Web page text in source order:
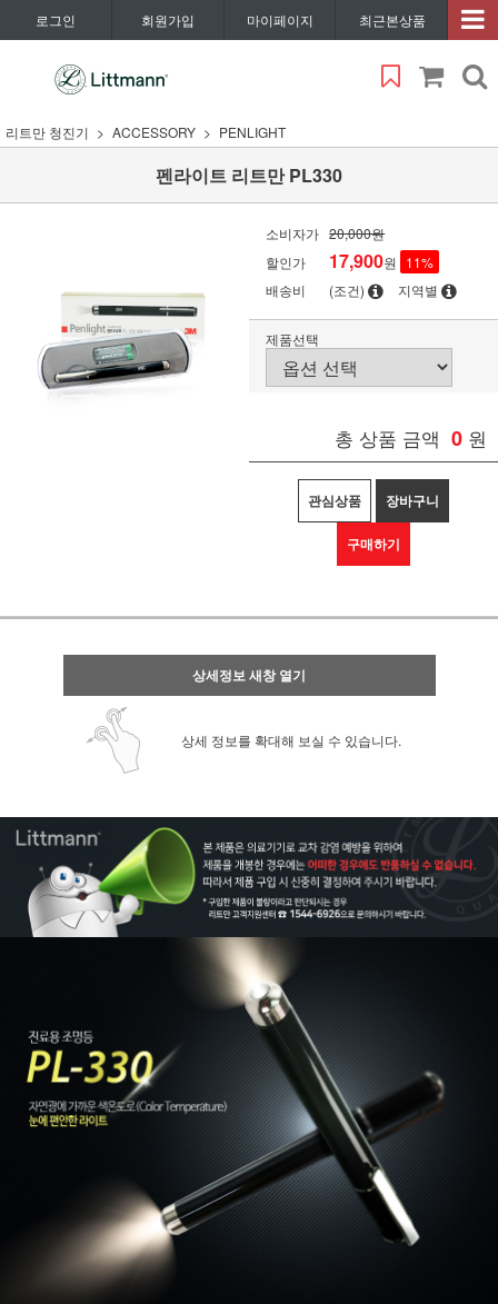
로그인 회원가입 마이페이지 최근본상품
리트만 청진기 ACCESSORY PENLIGHT
펜라이트 리트만 PL330
소비자가 20,000원
할인가
17,900원 11%
배송비
(조건) 지역별
제품선택
총 상품 금액 0 원
관심상품 장바구니
구매하기
상세정보 새창 열기
상세 정보를 확대해 보실 수 있습니다.